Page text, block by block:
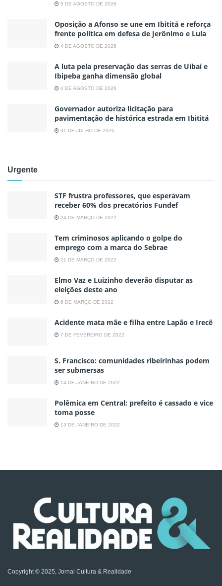
5 DE AGOSTO DE 2026
Oposição a Afonso se une em Ibititá e reforça
frente política em defesa de Jerônimo e Lula
4 DE AGOSTO DE 2026
A luta pela preservação das serras de Uibaí e
Ibipeba ganha dimensão global
4 DE AGOSTO DE 2026
Governador autoriza licitação para
pavimentação de histórica estrada em Ibititá
31 DE JULHO DE 2026
Urgente
STF frustra professores, que esperavam
receber 60% dos precatórios Fundef
24 DE MARÇO DE 2022
Tem criminosos aplicando o golpe do
emprego com a marca do Sebrae
21 DE MARÇO DE 2022
Elmo Vaz e Luizinho deverão disputar as
eleições deste ano
6 DE MARÇO DE 2022
Acidente mata mãe e filha entre Lapão e Irecê
7 DE FEVEREIRO DE 2022
S. Francisco: comunidades ribeirinhas podem
ser submersas
14 DE JANEIRO DE 2022
Polêmica em Central: prefeito é cassado e vice
toma posse
13 DE JANEIRO DE 2022
Copyright © 2025, Jornal Cultura & Realidade